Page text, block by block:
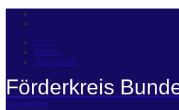
Login
Suche
Impressum
Förderkreis
Navigation